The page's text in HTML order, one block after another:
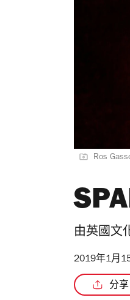
Ros
由英國文
2019年1月
分享